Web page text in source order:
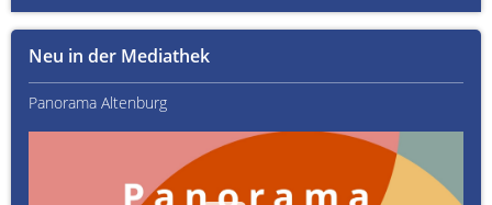
Neu in der Mediathek
Panorama Altenburg